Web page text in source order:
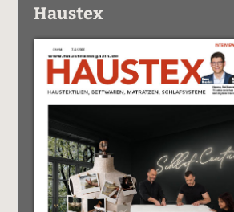
Haustex